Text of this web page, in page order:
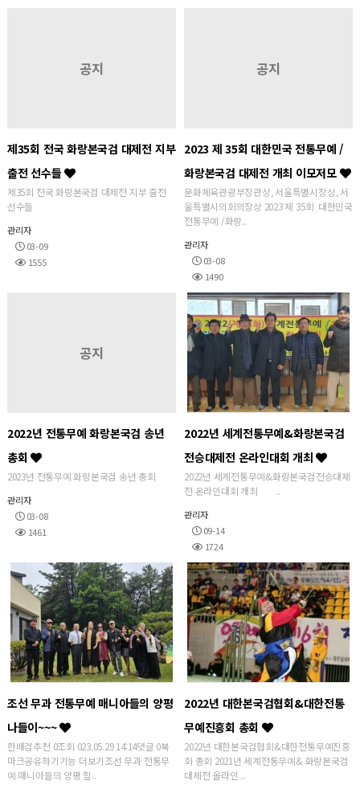
공지
제35회 전국 화랑본국검 대제전 지부
출전 선수들
제35회 전국 화랑본국검 대제전 지부 출전
선수들
관리자
03-09
1555
공지
2023 제 35회 대한민국 전통무예 /
화랑본국검 대제전 개최 이모저모
문화체육관광부장관상, 서울특별시장상, 서
울특별시의회의장상 2023 제 35회 대한민국
전통무예 /화랑..
관리자
03-08
1490
공지
2022년 전통무예 화랑본국검 송년
총회
2023년 전통무예 화랑본국검 송년 총회
관리자
03-08
1461
2022년 세계전통무예&화랑본국검
전승대제전 온라인대회 개최
2022년 세계전통무예&화랑본국검전승대제
전 온라인대회 개최 ..
관리자
09-14
1724
조선 무과 전통무예 매니아들의 양평
나들이~~~
한배검추천 0조회 023.05.29 14:14댓글 0북
마크공유하기기능 더보기조선 무과 전통무
예 매니아들의 양평 힐..
2022년 대한본국검협회&대한전통
무예진흥회 총회
2022년 대한본국검협회&대한전통무예진흥
회 총회 2021년 세계전통무예& 화랑본국검
대제전 올라인 ..